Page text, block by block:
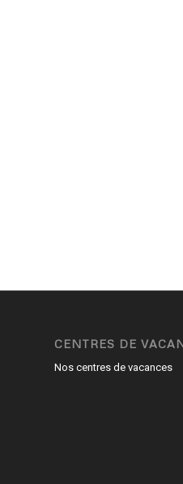
CENTRES DE
Nos centres de vacances